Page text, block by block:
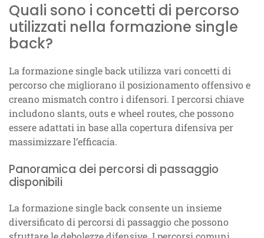
Quali sono i concetti di percorso
utilizzati nella formazione single
back?
La formazione single back utilizza vari concetti di
percorso che migliorano il posizionamento offensivo e
creano mismatch contro i difensori. I percorsi chiave
includono slants, outs e wheel routes, che possono
essere adattati in base alla copertura difensiva per
massimizzare l’efficacia.
Panoramica dei percorsi di passaggio
disponibili
La formazione single back consente un insieme
diversificato di percorsi di passaggio che possono